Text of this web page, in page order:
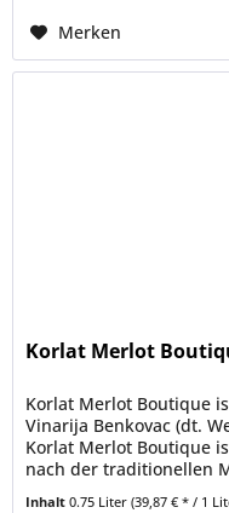
Merken
Korlat Merlot
Korlat Merlot Boutique
Vinarija Benkovac (dt.
Korlat Merlot Boutique
nach der traditionellen
Rebstock...
Inhalt0.75 Liter(39,87 € * / 1